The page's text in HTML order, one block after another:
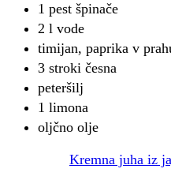
1 pest špinače
2 l vode
timijan, paprika v
3 stroki česna
peteršilj
1 limona
oljčno olje
Kremna juha iz